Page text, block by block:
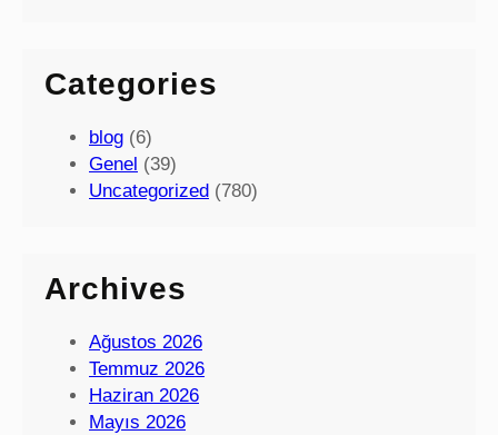
Categories
blog (6)
Genel (39)
Uncategorized (780)
Archives
Ağustos 2026
Temmuz 2026
Haziran 2026
Mayıs 2026